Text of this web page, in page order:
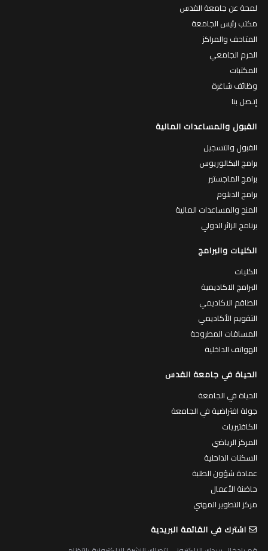
لمحة عن جامعة القدس
مكتب رئيس الجامعة
المتاحف والمراكز
الحرم الجامعي
المكتبات
وظائف شاغرة
إتـصل بنا
القبول والمساعدات المالية
القبول والتسجيل
برامج البكالوريوس
برامج الماجستير
برامج الدبلوم
المنح والمساعدات المالية
برنامج الزائر الدولي
الكليات والبرامج
الكليات
البرامج الاكاديمية
الطاقم الاكاديمي
التقويم الأكاديمي
المساقات المطروحة
الهواتف الداخلية
الحياة في جامعة القدس
الحياة في الجامعة
جولة افتراضية في الجامعة
الكافتيريات
المركز الرياضي
السكنات الداخلية
عمادة شؤون الطلبة
حاضنة الأعمال
مركز التطوير المهني
اشترك في القائمة البريدية